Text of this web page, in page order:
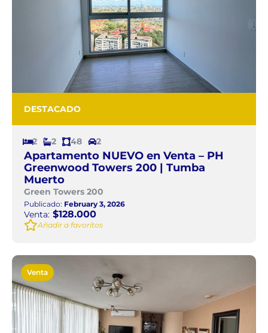
DESTACADO
2 2 48 2
Apartamento NUEVO en Venta – PH
Greenwood Towers 200 | Tumba
Muerto
Green Towers 200
Publicado: February 3, 2026
Venta: $128.000
Añadir a favoritos
Venta